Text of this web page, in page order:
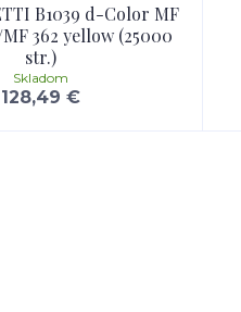
B1039 d-Color MF
362 yellow (25000
str.)
128,49 €
Skladom